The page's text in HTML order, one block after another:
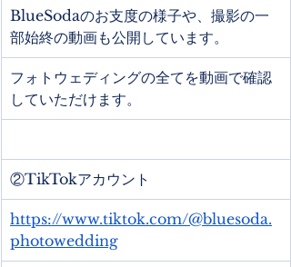
BlueSodaのお支度の様子や、撮影の一
部始終の動画も公開しています。
フォトウェディングの全てを動画で確認
していただけます。
②TikTokアカウント
https://www.tiktok.com/@bluesoda.
photowedding